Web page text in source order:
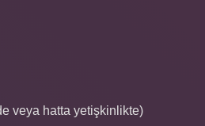
veya hatta yetişkinlikte)